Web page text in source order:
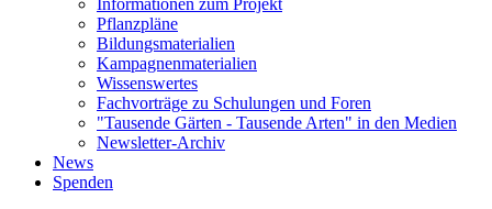
Informationen zum Projekt
Pflanzpläne
Bildungsmaterialien
Kampagnenmaterialien
Wissenswertes
Fachvorträge zu Schulungen und Foren
"Tausende Gärten - Tausende Arten" in den Medien
Newsletter-Archiv
News
Spenden